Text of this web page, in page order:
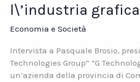
l\’industria grafica
Economia e Società
Intervista a Pasquale Brosio,
Technologies Group” “G
un’azienda della provincia di